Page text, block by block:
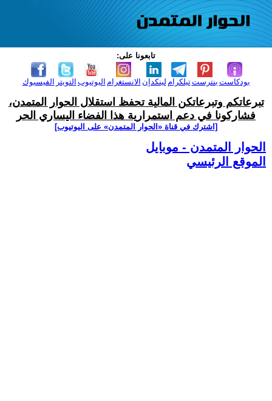
تابعونا على:
الفيسبوك التويتر اليوتيوب الانستغرام لينكدإن تيلكرامبنترست بودكاست
تبرعاتكم وتبرعاتكن المالية تحفظ استقلال الحوار المتمدن،
فشاركونا في دعم استمرارية هذا الفضاء اليساري الحر
[اشترك في قناة ‫«الحوار المتمدن» على اليوتيوب]
الحوار المتمدن - موبايل
الموقع الرئيسي